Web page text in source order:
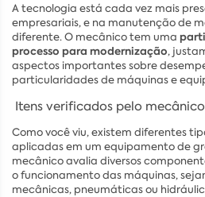
A tecnologia está cada vez mais
empresariais, e na manutenção de
diferente. O mecânico tem uma
processo para modernização,
aspectos importantes sobre
particularidades de máquinas e
Itens verificados pelo mecânico
Como você viu, existem diferentes
aplicadas em um equipamento de
mecânico avalia diversos
o funcionamento das máquinas,
mecânicas, pneumáticas ou